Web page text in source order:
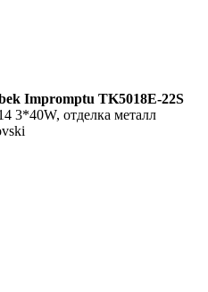
Impromptu TK5018E-22S
3*40W, отделка металл